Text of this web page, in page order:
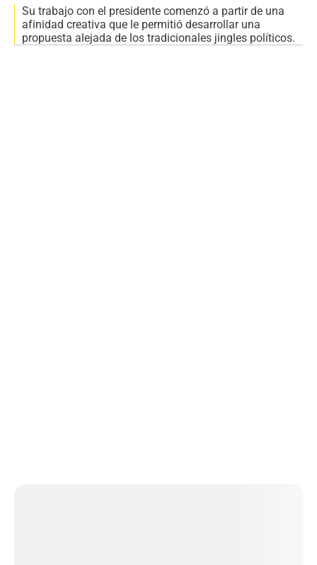
Su trabajo con el presidente comenzó a partir de una
afinidad creativa que le permitió desarrollar una
propuesta alejada de los tradicionales jingles políticos.